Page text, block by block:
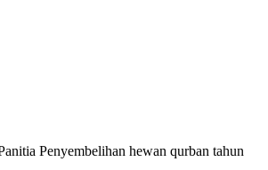
Penyembelihan hewan qurban tahun